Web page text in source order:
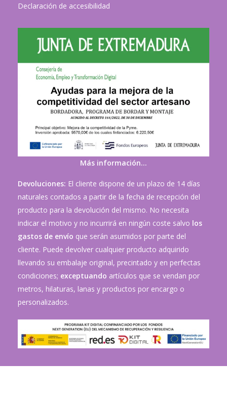
Declaración de accesibilidad
Más información…
Devoluciones: El cliente dispone de un plazo de 14 días
naturales contados a partir de la fecha de recepción del
producto para la devolución del mismo. No necesita
indicar el motivo y no incurrirá en ningún coste salvo los
gastos de envío que serán asumidos por parte del
cliente. Puede devolver cualquier producto adquirido
llevando su embalaje original, precintado y en perfectas
condiciones; exceptuando artículos que se vendan por
metros, hilaturas, lanas y productos por encargo o
personalizados.